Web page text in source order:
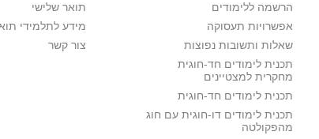
הרשמה ללימודים
אפשרויות תעסוקה
שאלות ותשובות נפוצות
תכנית לימודים חד-חוגית
מחקרית למצטיינים
תכנית לימודים חד-חוגית
תכנית לימודים דו-חוגית עם חוג
מהפקולטה
תואר שלישי
מידע לתלמידי
צור קשר